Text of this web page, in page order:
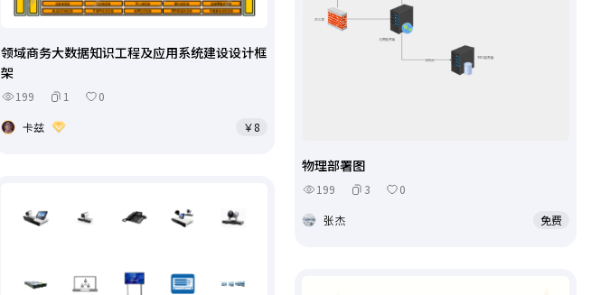
领域商务大数据知识工程及应用系统建设设计框
架
199 1
0
卡兹
￥8
物理部署图
199 3
0
张杰
免费